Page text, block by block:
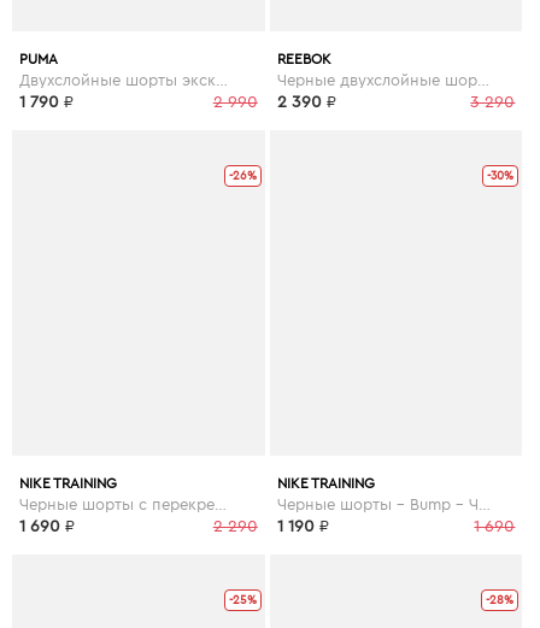
PUMA
2 990
1 790 ₽
REEBOK
Черные двухслойные шорты Combat - Черный
3 290
2 390 ₽
-26%
NIKE TRAINING
2 290
1 690 ₽
-30%
NIKE TRAINING
1 690
1 190 ₽
-25% -28%